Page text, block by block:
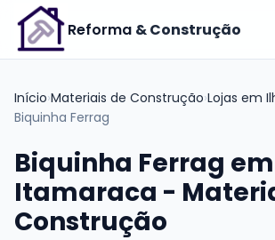
Reforma & Construção
Início›Materiais de Construção›Lojas em
Biquinha Ferrag
Biquinha Ferrag
Itamaraca -
Construção